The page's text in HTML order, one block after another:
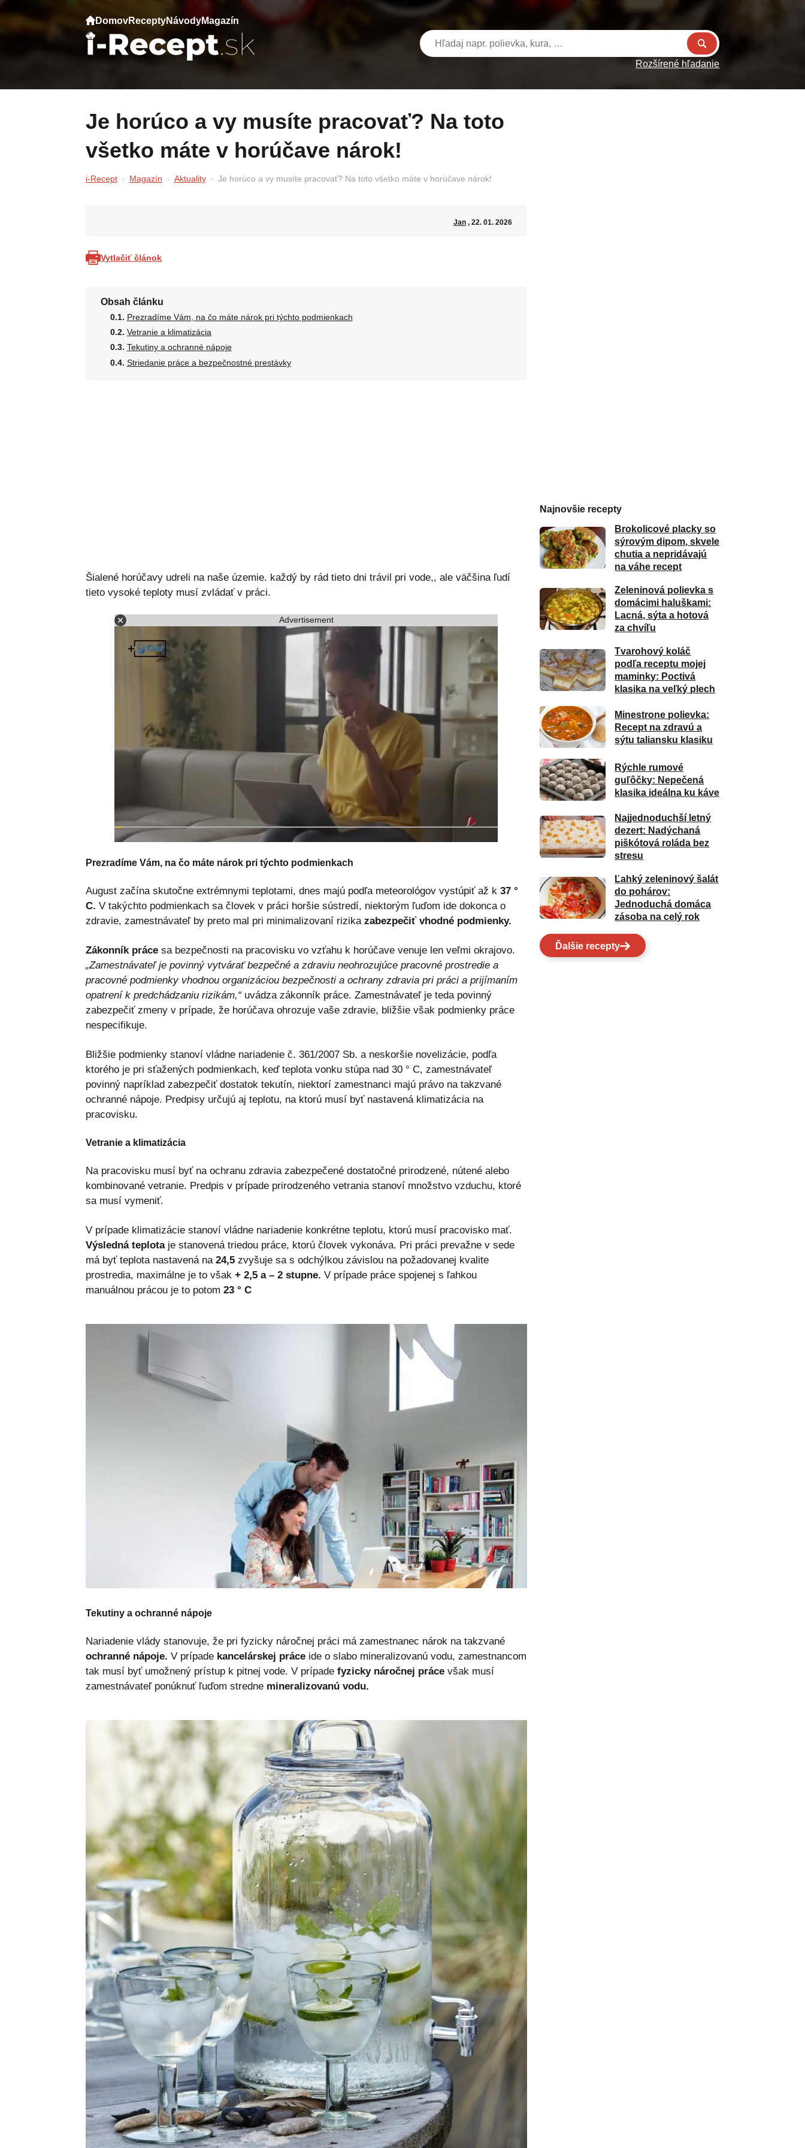
DomovReceptyNávodyMagazín
Rozšírené hľadanie
Je horúco a vy musíte pracovať? Na toto
všetko máte v horúčave nárok!
i-Recept Magazín Aktuality Je horúco a vy musíte pracovať? Na toto všetko máte v horúčave nárok!
Jan, 22. 01. 2026
Vytlačiť článok
Obsah článku
Prezradíme Vám, na čo máte nárok pri týchto podmienkach
Vetranie a klimatizácia
Tekutiny a ochranné nápoje
Striedanie práce a bezpečnostné prestávky
Šialené horúčavy udreli na naše územie. každý by rád tieto dni trávil pri vode,, ale väčšina ľudí
tieto vysoké teploty musí zvládať v práci.
Advertisement
Prezradíme Vám, na čo máte nárok pri týchto podmienkach
August začína skutočne extrémnymi teplotami, dnes majú podľa meteorológov vystúpiť až k 37 °
C. V takýchto podmienkach sa človek v práci horšie sústredí, niektorým ľuďom ide dokonca o
zdravie, zamestnávateľ by preto mal pri minimalizovaní rizika zabezpečiť vhodné podmienky.
Zákonník prácesa bezpečnosti na pracovisku vo vzťahu k horúčave venuje len veľmi okrajovo.
„Zamestnávateľ je povinný vytvárať bezpečné a zdraviu neohrozujúce pracovné prostredie a
pracovné podmienky vhodnou organizáciou bezpečnosti a ochrany zdravia pri práci a prijímaním
opatrení k predchádzaniu rizikám,“uvádza zákonník práce. Zamestnávateľ je teda povinný
zabezpečiť zmeny v prípade, že horúčava ohrozuje vaše zdravie, bližšie však podmienky práce
nespecifikuje.
Bližšie podmienky stanoví vládne nariadenie č. 361/2007 Sb. a neskoršie novelizácie, podľa
ktorého je pri sťažených podmienkach, keď teplota vonku stúpa nad 30 ° C, zamestnávateľ
povinný napríklad zabezpečiť dostatok tekutín, niektorí zamestnanci majú právo na takzvané
ochranné nápoje. Predpisy určujú aj teplotu, na ktorú musí byť nastavená klimatizácia na
pracovisku.
Vetranie a klimatizácia
Na pracovisku musí byť na ochranu zdravia zabezpečené dostatočné prirodzené, nútené alebo
kombinované vetranie. Predpis v prípade prirodzeného vetrania stanoví množstvo vzduchu, ktoré
sa musí vymeniť.
V prípade klimatizácie stanoví vládne nariadenie konkrétne teplotu, ktorú musí pracovisko mať.
Výsledná teplotaje stanovená triedou práce, ktorú človek vykonáva. Pri práci prevažne v sede
má byť teplota nastavená na 24,5zvyšuje sa s odchýlkou závislou na požadovanej kvalite
prostredia, maximálne je to však + 2,5 a – 2 stupne. V prípade práce spojenej s ľahkou
manuálnou prácou je to potom 23 ° C
Tekutiny a ochranné nápoje
Nariadenie vlády stanovuje, že pri fyzicky náročnej práci má zamestnanec nárok na takzvané
ochranné nápoje. V prípade kancelárskej práceide o slabo mineralizovanú vodu, zamestnancom
tak musí byť umožnený prístup k pitnej vode. V prípadefyzicky náročnej prácevšak musí
zamestnávateľ ponúknuť ľuďom stredne mineralizovanú vodu.
Najnovšie recepty
Brokolicové placky so
sýrovým dipom, skvele
chutia a nepridávajú
na váhe recept
Zeleninová polievka s
domácimi haluškami:
Lacná, sýta a hotová
za chvíľu
Tvarohový koláč
podľa receptu mojej
maminky: Poctivá
klasika na veľký plech
Minestrone polievka:
Recept na zdravú a
sýtu taliansku klasiku
Rýchle rumové
guľôčky: Nepečená
klasika ideálna ku káve
Najjednoduchší letný
dezert: Nadýchaná
piškótová roláda bez
stresu
Ľahký zeleninový šalát
do pohárov:
Jednoduchá domáca
zásoba na celý rok
Ďalšie recepty